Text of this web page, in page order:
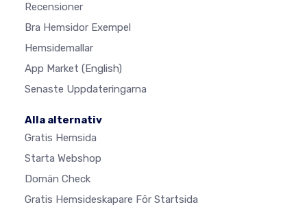
Recensioner
Bra Hemsidor Exempel
Hemsidemallar
App Market (English)
Senaste Uppdateringarna
Alla alternativ
Gratis Hemsida
Starta Webshop
Domän Check
Gratis Hemsideskapare För Startsida